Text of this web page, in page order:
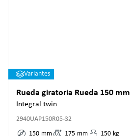
Variantes
Rueda giratoria Rueda 150 mm
Integral twin
2940UAP150R05-32
150 mm 175 mm 150 kg